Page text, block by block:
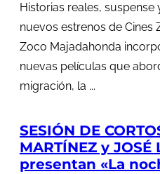
Historias reales, suspense
nuevos estrenos de Cines
Zoco Majadahonda
nuevas películas que
migración, la ...
SESIÓN DE
MARTÍNEZ y JOSÉ
presentan «La